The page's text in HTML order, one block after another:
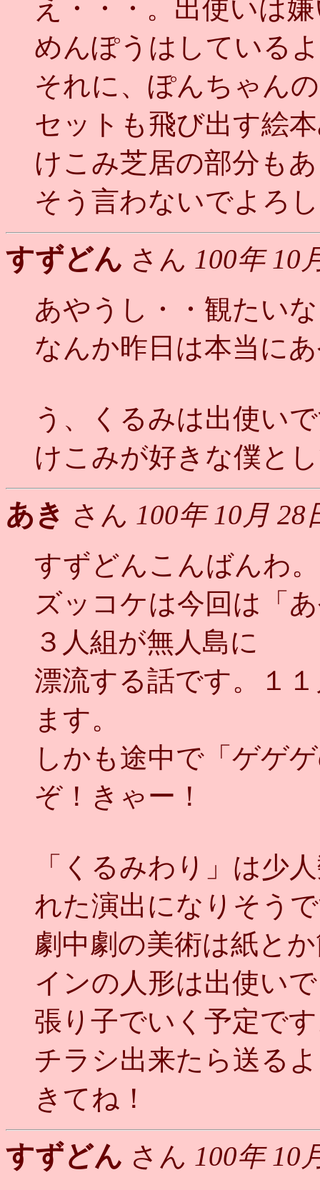
え・・・。出使いは
めんぽうはしている
それに、ぽんちゃん
セットも飛び出す絵
けこみ芝居の部分も
そう言わないでよろ
すずどん さん 100年 10
あやうし・・観たい
なんか昨日は本当に
う、くるみは出使い
けこみが好きな僕と
あき さん 100年 10月 28
すずどんこんばんわ。
ズッコケは今回は「
３人組が無人島に
漂流する話です。１
ます。
しかも途中で「ゲゲ
ぞ！きゃー！
「くるみわり」は少
れた演出になりそう
劇中劇の美術は紙と
インの人形は出使いで
張り子でいく予定で
チラシ出来たら送る
きてね！
すずどん さん 100年 10